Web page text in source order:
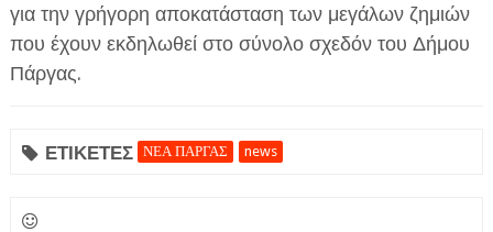
για την γρήγορη αποκατάσταση των μεγάλων ζημιών
που έχουν εκδηλωθεί στο σύνολο σχεδόν του Δήμου
Πάργας.
ΕΤΙΚΕΤΕΣ ΝΕΑ ΠΑΡΓΑΣ news